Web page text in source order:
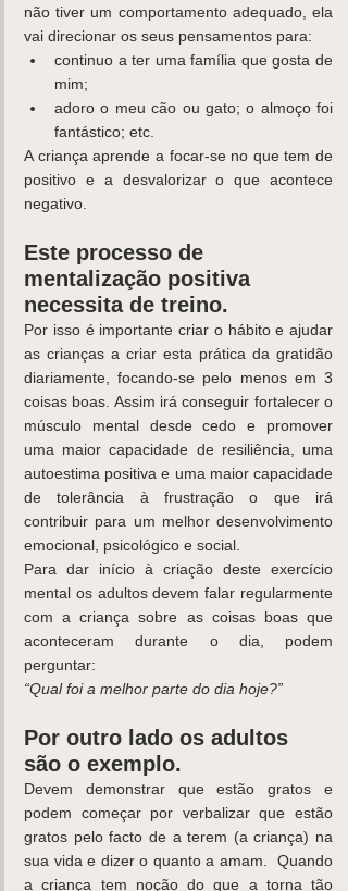
não tiver um comportamento adequado, ela
vai direcionar os seus pensamentos para:
continuo a ter uma família que gosta de
mim;
adoro o meu cão ou gato; o almoço foi
fantástico; etc.
A criança aprende a focar-se no que tem de
positivo e a desvalorizar o que acontece
negativo.
Este processo de
mentalização positiva
necessita de treino.
Por isso é importante criar o hábito e ajudar
as crianças a criar esta prática da gratidão
diariamente, focando-se pelo menos em 3
coisas boas. Assim irá conseguir fortalecer o
músculo mental desde cedo e promover
uma maior capacidade de resiliência, uma
autoestima positiva e uma maior capacidade
de tolerância à frustração o que irá
contribuir para um melhor desenvolvimento
emocional, psicológico e social.
Para dar início à criação deste exercício
mental os adultos devem falar regularmente
com a criança sobre as coisas boas que
aconteceram durante o dia, podem
perguntar:
“Qual foi a melhor parte do dia hoje?”
Por outro lado os adultos
são o exemplo.
Devem demonstrar que estão gratos e
podem começar por verbalizar que estão
gratos pelo facto de a terem (a criança) na
sua vida e dizer o quanto a amam.  Quando
a criança tem noção do que a torna tão